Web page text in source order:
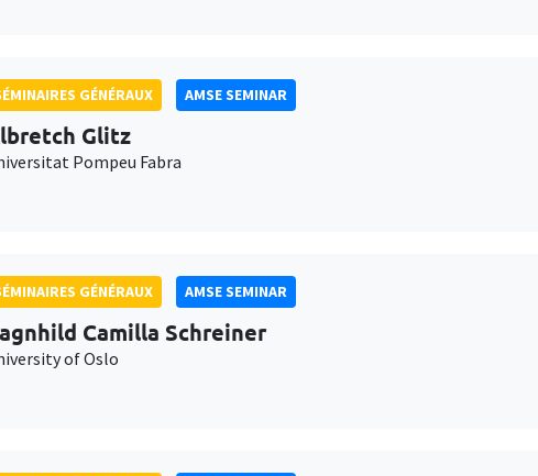
GÉNÉRAUX AMSE SEMINAR
Glitz
Pompeu Fabra
GÉNÉRAUX AMSE SEMINAR
Camilla Schreiner
of Oslo